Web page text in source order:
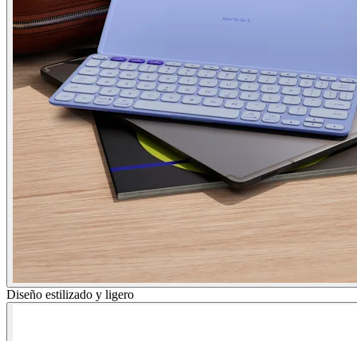
Diseño estilizado y ligero